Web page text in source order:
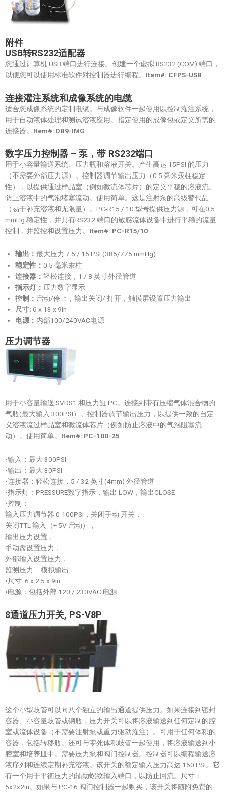
附件
USB转RS232适配器
您通过计算机 USB 端口进行连接。创建一个虚拟 RS232 (COM) 端口，
以便您可以使用标准软件对控制器进行编程。 Item#: CFPS-USB
连接灌注系统和成像系统的电缆
适合您成像系统的定制电缆。与成像软件一起使用以控制灌注系统，
用于自动液体处理和测试溶液应用。指定使用的成像包或定义所需的
连接器。 Item#: DB9-IMG
数字压力控制器 – 泵，带 RS232端口
用于小容量输送系统、压力瓶和溶液开关。产生高达 15PSI 的压力
（不需要外部压力源）。控制器调节输出压力（0.5 毫米汞柱稳定
性），以提供通过样品室（例如微流体芯片）的定义平稳的溶液流。
防止溶液中的气泡堵塞流动。使用简单。这是注射泵的高级替代品
（易于补充溶液和无限量）。PC-R15 / 10 型号提供压力源，可在0.5
mmHg 稳定性，并具有RS232 端口的敏感流体设备中进行平稳的流量
控制，并监控和设置压力。 Item#: PC-R15/10
输出： 最大压力 7.5 / 15 PSI (385/775 mmHg)
稳定性： 0.5 毫米汞柱
连接器： 轻松连接，1 / 8 英寸外径管道
指示灯： 压力数字显示
控制： 启动/停止，输出关闭/ 打开，触摸屏设置压力输出
尺寸: 6 x 13 x 9in
电源： 内部100/240VAC电源
压力调节器
用于小容量输送 SVDS1 和压力缸 PC。连接到带有压缩气体混合物的
气瓶(最大输入 300PSI）。控制器调节输出压力，以提供一致的自定
义溶液流过样品室和微流体芯片（例如防止溶液中的气泡阻塞流
动）。使用简单。 Item#: PC-100-25
•输入：最大 300PSI
•输出：最大 30PSI
•连接器：轻松连接，5 / 32 英寸(4mm) 外径管道
•指示灯：PRESSURE数字指示，输出 LOW，输出CLOSE
•控制：
输入压力调节器 0-100PSI，关闭手动 开关，
关闭TTL 输入（+ 5V 启动），
输出压力设置，
手动盘设置压力，
外部输入设置压力，
监测压力 – 模拟输出
•尺寸: 6 x 2.5 x 9in.
•电源：包括外部 120 / 230VAC 电源
8通道压力开关, PS-V8P
这个小型歧管可以向八个独立的输出通道提供压力。如果连接到密封
容器、小容量歧管或钢瓶，压力开关可以将溶液输送到任何定制的腔
室或流体设备（不需要注射泵或重力驱动灌注）。可用于任何体积的
容器，包括转移瓶。还可与零死体积歧管一起使用，将溶液输送到小
腔室和培养皿中。需要压力泵和阀门控制器。控制器可以编程输送溶
液序列和连续定期补充溶液。该开关的额定输入压力高达 150 PSI。它
有一个用于平衡压力的辅助螺纹输入端口，以防止回流。尺寸：
5x2x2in。如果与 PC-16 阀门控制器一起购买，该开关将随附免费的